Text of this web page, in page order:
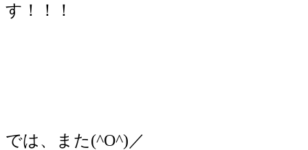
す！！！
では、また(^O^)／